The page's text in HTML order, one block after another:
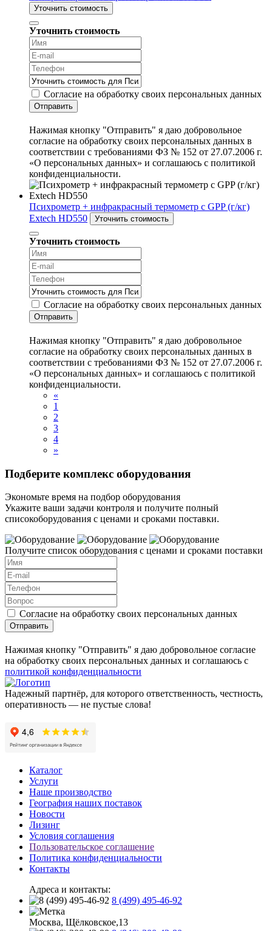
Уточнить стоимость
Уточнить стоимость
Согласие на обработку своих персональных данных
Отправить
Нажимая кнопку "Отправить" я даю добровольное
согласие на обработку своих персональных данных в
соответствии с требованиями ФЗ № 152 от 27.07.2006 г.
«О персональных данных» и соглашаюсь с политикой
конфиденциальности.
Психрометр + инфракрасный термометр с GPP (г/кг)
Extech HD550
Уточнить стоимость
Уточнить стоимость
Согласие на обработку своих персональных данных
Отправить
Нажимая кнопку "Отправить" я даю добровольное
согласие на обработку своих персональных данных в
соответствии с требованиями ФЗ № 152 от 27.07.2006 г.
«О персональных данных» и соглашаюсь с политикой
конфиденциальности.
«
1
2
3
4
»
Подберите комплекс оборудования
Экономьте время на подбор оборудования
Укажите ваши задачи контроля и получите полный
списокоборудования с ценами и сроками поставки.
Получите список оборудования с ценами и сроками поставки
Согласие на обработку своих персональных данных
Отправить
Нажимая кнопку "Отправить" я даю добровольное согласие
на обработку своих персональных данных и соглашаюсь с
политикой конфиденциальности
Надежный партнёр, для которого ответственность, честность,
оперативность — не пустые слова!
Каталог
Услуги
Наше производство
География наших поставок
Новости
Лизинг
Условия соглашения
Пользовательское соглашение
Политика конфиденциальности
Контакты
Адреса и контакты:
8 (499) 495-46-92
Москва, Щёлковское,13